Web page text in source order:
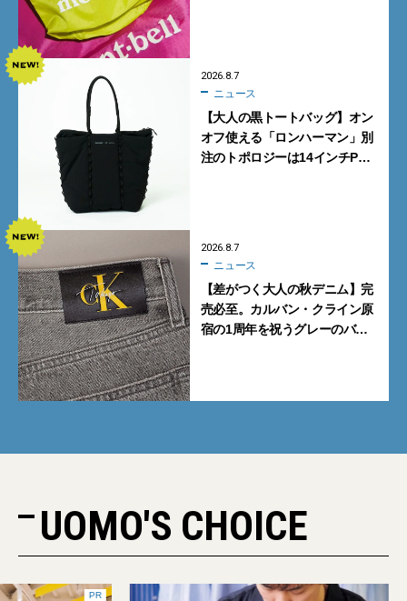
2026.8.7
ニュース
【大人の黒トートバッグ】オン
オフ使える「ロンハーマン」別
注のトポロジーは14インチPC
2026.8.7
ニュース
【差がつく大人の秋デニム】完
売必至。カルバン・クライン原
宿の1周年を祝うグレーのバ
UOMO'S CHOICE
PR